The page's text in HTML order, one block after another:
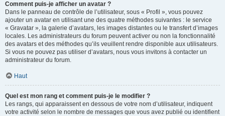
Comment puis-je afficher un avatar ?
Dans le panneau de contrôle de l’utilisateur, sous « Profil », vous pouvez
ajouter un avatar en utilisant une des quatre méthodes suivantes : le service
« Gravatar », la galerie d’avatars, les images distantes ou le transfert d’images
locales. Les administrateurs du forum peuvent activer ou non la fonctionnalité
des avatars et des méthodes qu’ils veuillent rendre disponible aux utilisateurs.
Si vous ne pouvez pas utiliser d’avatars, nous vous invitons à contacter un
administrateur du forum.
Haut
Quel est mon rang et comment puis-je le modifier ?
Les rangs, qui apparaissent en dessous de votre nom d’utilisateur, indiquent
votre activité selon le nombre de messages que vous avez publié ou identifient